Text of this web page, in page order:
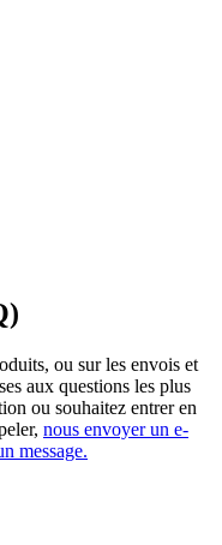
ou sur les envois et
aux questions les plus
ou souhaitez entrer en
nous envoyer un e-
message.